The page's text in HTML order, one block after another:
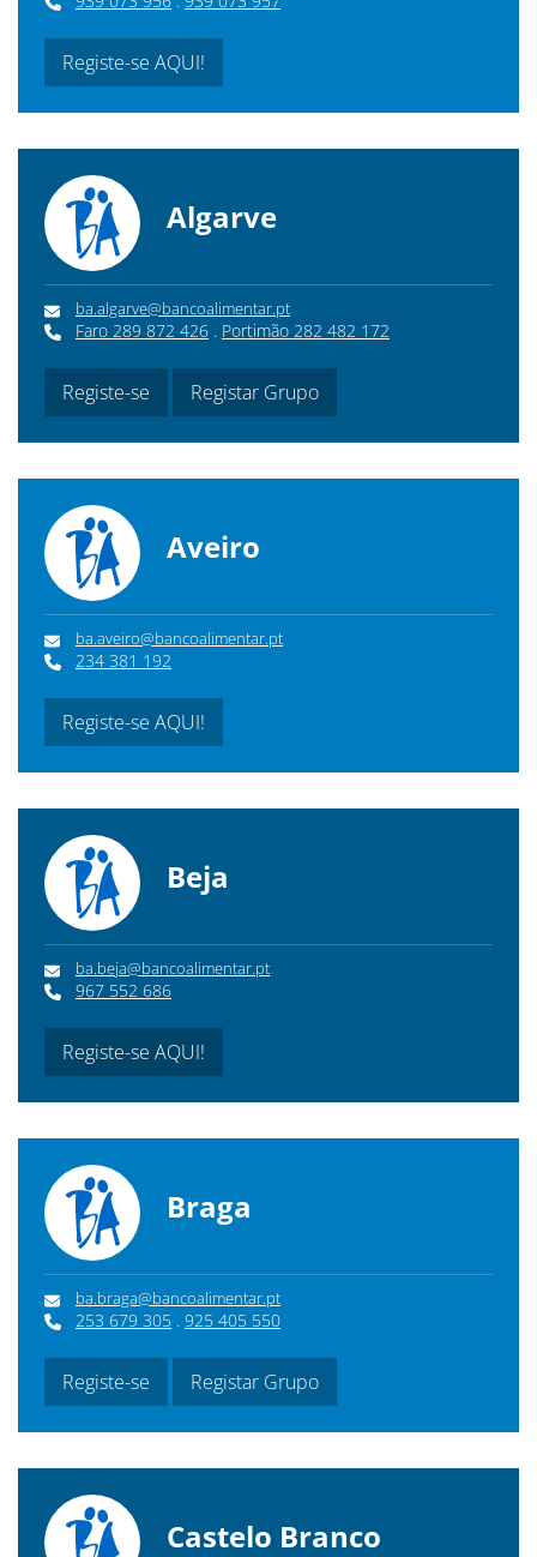
Registe-se AQUI!
Algarve
ba.algarve@bancoalimentar.pt
Faro 289 872 426 . Portimão 282 482 172
Registe-se Registar Grupo
Aveiro
ba.aveiro@bancoalimentar.pt
234 381 192
Registe-se AQUI!
Beja
ba.beja@bancoalimentar.pt
967 552 686
Registe-se AQUI!
Braga
ba.braga@bancoalimentar.pt
253 679 305 . 925 405 550
Registe-se Registar Grupo
Castelo Branco